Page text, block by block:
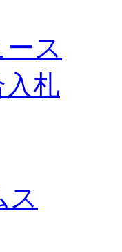
ス
入札
ス